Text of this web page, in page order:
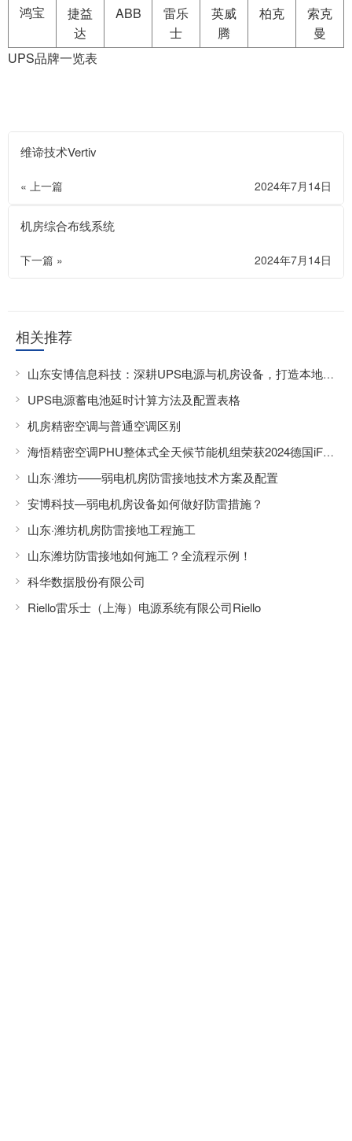
鸿宝
捷益
达
ABB
雷乐
士
英威
腾
柏克
索克
曼
UPS品牌一览表
维谛技术Vertiv
« 上一篇 2024年7月14日
机房综合布线系统
下一篇 » 2024年7月14日
相关推荐
山东安博信息科技：深耕UPS电源与机房设备，打造本地化服务网络
UPS电源蓄电池延时计算方法及配置表格
机房精密空调与普通空调区别
海悟精密空调PHU整体式全天候节能机组荣获2024德国iF设计大奖
山东·潍坊——弱电机房防雷接地技术方案及配置
安博科技—弱电机房设备如何做好防雷措施？
山东·潍坊机房防雷接地工程施工
山东潍坊防雷接地如何施工？全流程示例！
科华数据股份有限公司
Riello雷乐士（上海）电源系统有限公司Riello